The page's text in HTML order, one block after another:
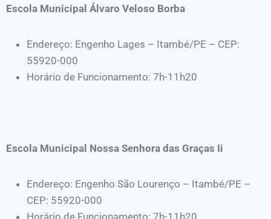
Escola Municipal Álvaro Veloso Borba
Endereço: Engenho Lages – Itambé/PE – CEP:
55920-000
Horário de Funcionamento: 7h-11h20
Escola Municipal Nossa Senhora das Graças Ii
Endereço: Engenho São Lourenço – Itambé/PE –
CEP: 55920-000